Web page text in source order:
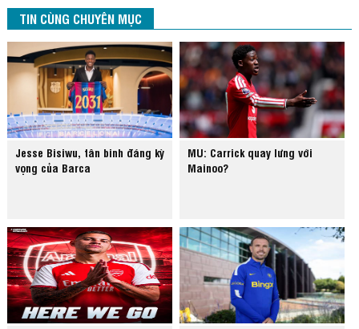
TIN CÙNG CHUYÊN MỤC
Jesse Bisiwu, tân binh đáng kỳ
vọng của Barca
MU: Carrick quay lưng với
Mainoo?